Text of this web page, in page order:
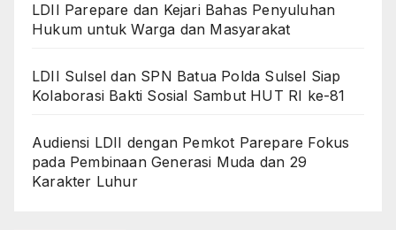
LDII Parepare dan Kejari Bahas Penyuluhan
Hukum untuk Warga dan Masyarakat
LDII Sulsel dan SPN Batua Polda Sulsel Siap
Kolaborasi Bakti Sosial Sambut HUT RI ke-81
Audiensi LDII dengan Pemkot Parepare Fokus
pada Pembinaan Generasi Muda dan 29
Karakter Luhur